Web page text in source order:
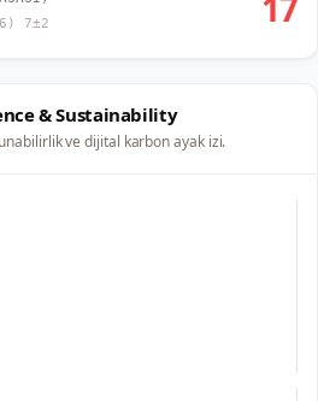
7±2
& Sustainability
ve dijital karbon ayak izi.